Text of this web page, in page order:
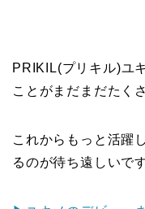
PRIKIL(プリキル)ユ
ことがまだまだたく
これからもっと活躍
るのが待ち遠しいです